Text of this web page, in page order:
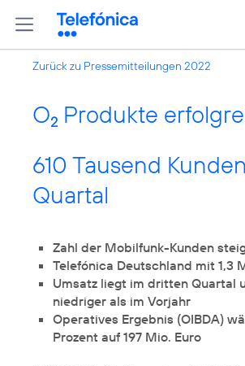
Zurück zu Pressemitteilungen 2022
O2 Produkte
610 Tausend
Quartal
Zahl der Mobilfunk-Kunden
Telefónica Deutschland mit 1,3
Umsatz liegt im dritten Quartal
niedriger als im Vorjahr
Operatives Ergebnis (OIBDA)
Prozent auf 197 Mio. Euro